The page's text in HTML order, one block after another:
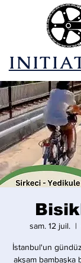
sam. 12 juil.
  |
İstanbul'un gündüz
akşam bambaşka